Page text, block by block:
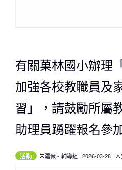
有關菓林國小辦理
加強各校教職員及
習」，請鼓勵所屬
助理員踴躍報名參
活動 朱疆薇- 輔導組 | 2026-03-28 |